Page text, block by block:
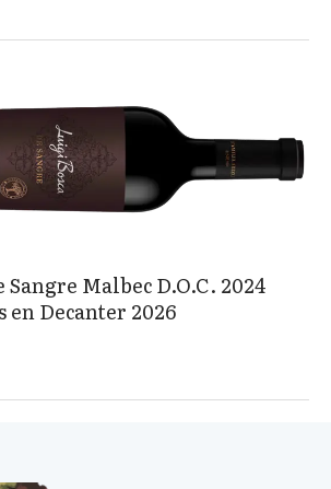
Malbec D.O.C. 2024
en Decanter 2026